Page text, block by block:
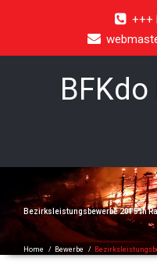
+++
Bezirksleistungsbewerbe 2015 in
Home / Bewerbe /